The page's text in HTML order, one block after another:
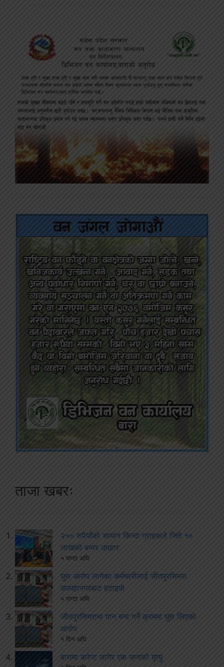
ताजा खबरः
२५० रुपैयाँको सामान किन्दा ग्राहकले जिते १०
लाखको बम्पर उपहार
५ घण्टा अघि
घुस आरोप लागेका कर्मचारीलाई जीतपुरसिमरा
उपमहानगरबाट हटाइयो
५ घण्टा अघि
जीतपुरसिमरामा पान बन्द गर्ने क्रममा घुस लिएको
आरोप
१ दिन अघि
बारामा करेन्ट लागेर एक जनाको मृत्यु